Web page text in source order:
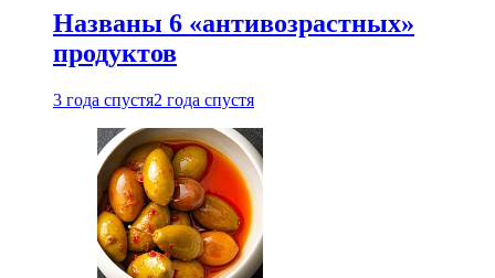
Названы 6 «антивозрастных»
продуктов
3 года спустя2 года спустя